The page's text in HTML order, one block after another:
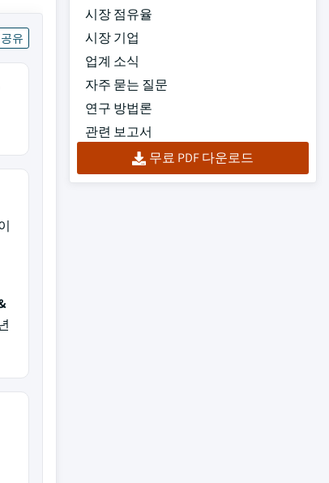
공유
시장 점유율
시장 기업
업계 소식
자주 묻는 질문
연구 방법론
관련 보고서
무료 PDF 다운로드